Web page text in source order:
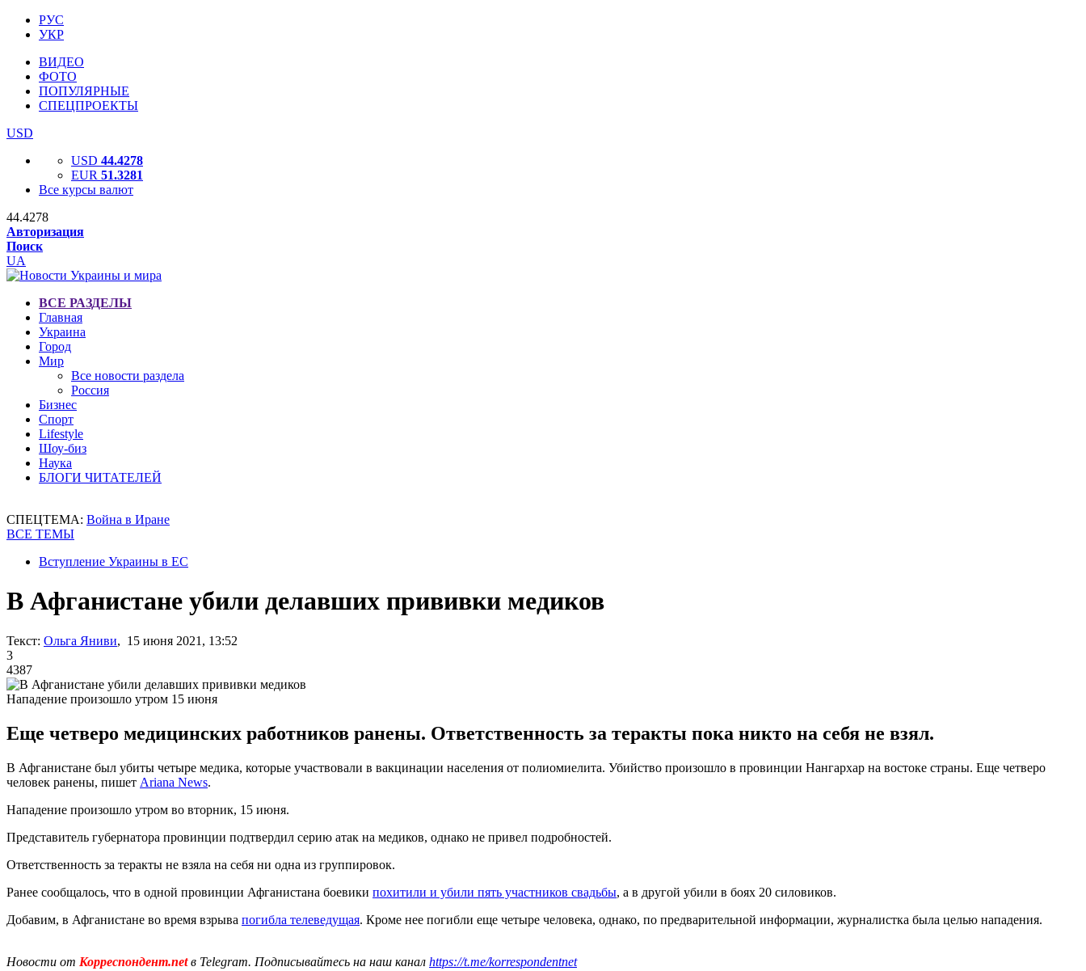
РУС
УКР
ВИДЕО
ФОТО
ПОПУЛЯРНЫЕ
СПЕЦПРОЕКТЫ
USD
USD 44.4278
EUR 51.3281
Все курсы валют
44.4278
Авторизация
Поиск
UA
ВСЕ РАЗДЕЛЫ
Главная
Украина
Город
Мир
Все новости раздела
Россия
Бизнес
Спорт
Lifestyle
Шоу-биз
Наука
БЛОГИ ЧИТАТЕЛЕЙ
СПЕЦТЕМА: Война в Иране
ВСЕ ТЕМЫ
Вступление Украины в ЕС
В Афганистане убили делавших прививки медиков
Текст: Ольга Яниви, 15 июня 2021, 13:52
3
4387
Нападение произошло утром 15 июня
Еще четверо медицинских работников ранены. Ответственность за теракты пока никто на себя не взял.
В Афганистане был убиты четыре медика, которые участвовали в вакцинации населения от полиомиелита. Убийство произошло в провинции Нангархар на востоке страны. Еще четверо
человек ранены, пишет Ariana News.
Нападение произошло утром во вторник, 15 июня.
Представитель губернатора провинции подтвердил серию атак на медиков, однако не привел подробностей.
Ответственность за теракты не взяла на себя ни одна из группировок.
Ранее сообщалось, что в одной провинции Афганистана боевики похитили и убили пять участников свадьбы, а в другой убили в боях 20 силовиков.
Добавим, в Афганистане во время взрыва погибла телеведущая. Кроме нее погибли еще четыре человека, однако, по предварительной информации, журналистка была целью нападения.
Новости от Корреспондент.netв Telegram. Подписывайтесь на наш канал https://t.me/korrespondentnet